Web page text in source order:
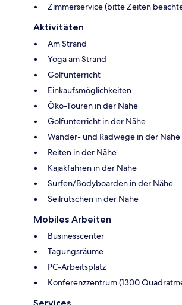
Zimmerservice (bitte Zeiten
Aktivitäten
Am Strand
Yoga am Strand
Golfunterricht
Einkaufsmöglichkeiten
Öko-Touren in der Nähe
Golfunterricht in der Nähe
Wander- und Radwege in der Nähe
Reiten in der Nähe
Kajakfahren in der Nähe
Surfen/Bodyboarden in der Nähe
Seilrutschen in der Nähe
Mobiles Arbeiten
Businesscenter
Tagungsräume
PC-Arbeitsplatz
Konferenzzentrum (1300